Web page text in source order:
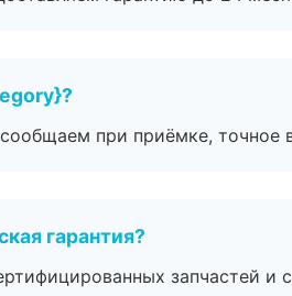
при приёмке, точное
гарантия?
запчастей и